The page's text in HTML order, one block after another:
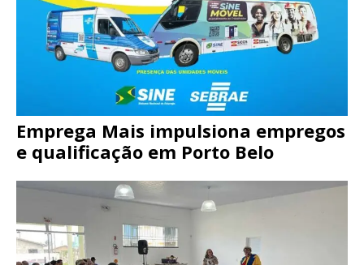
Emprega Mais impulsiona empregos
e qualificação em Porto Belo